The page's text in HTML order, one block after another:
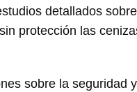
detallados
protección las
sobre la seguridad